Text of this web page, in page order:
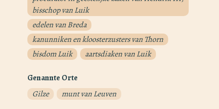
bisschop van Luik
edelen van Breda
kanunniken en kloosterzusters van Thorn
bisdom Luik
aartsdiaken van Luik
Genannte Orte
Gilze
munt van Leuven